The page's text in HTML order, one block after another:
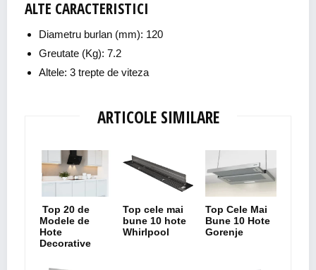
ALTE CARACTERISTICI
Diametru burlan (mm): 120
Greutate (Kg): 7.2
Altele: 3 trepte de viteza
ARTICOLE SIMILARE
Top 20 de
Modele de
Hote
Decorative
Top cele mai
bune 10 hote
Whirlpool
Top Cele Mai
Bune 10 Hote
Gorenje